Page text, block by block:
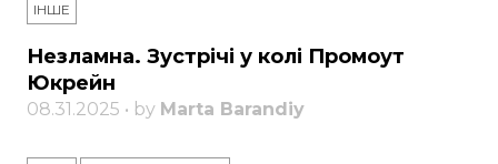
ІНШЕ
Незламна. Зустрічі у колі Промоут
Юкрейн
08.31.2025 • by Marta Barandiy